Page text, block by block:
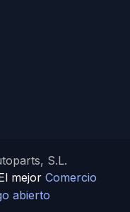
S.L.
mejorComercio
abierto